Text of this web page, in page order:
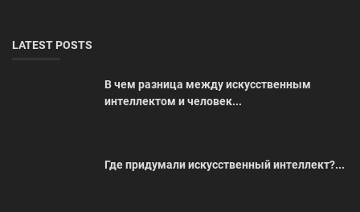
LATEST POSTS
В чем разница между искусственным
интеллектом и человек...
Где придумали искусственный интеллект?...